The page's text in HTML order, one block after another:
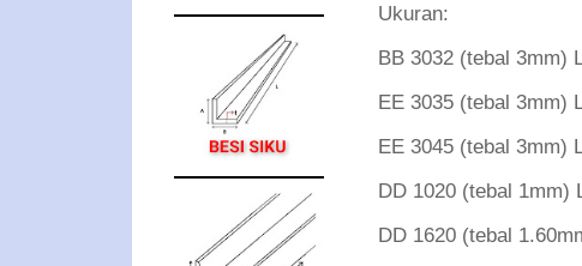
Ukuran:
BB 3032 (tebal 3mm)
EE 3035 (tebal 3mm)
EE 3045 (tebal 3mm)
DD 1020 (tebal 1mm)
DD 1620 (tebal